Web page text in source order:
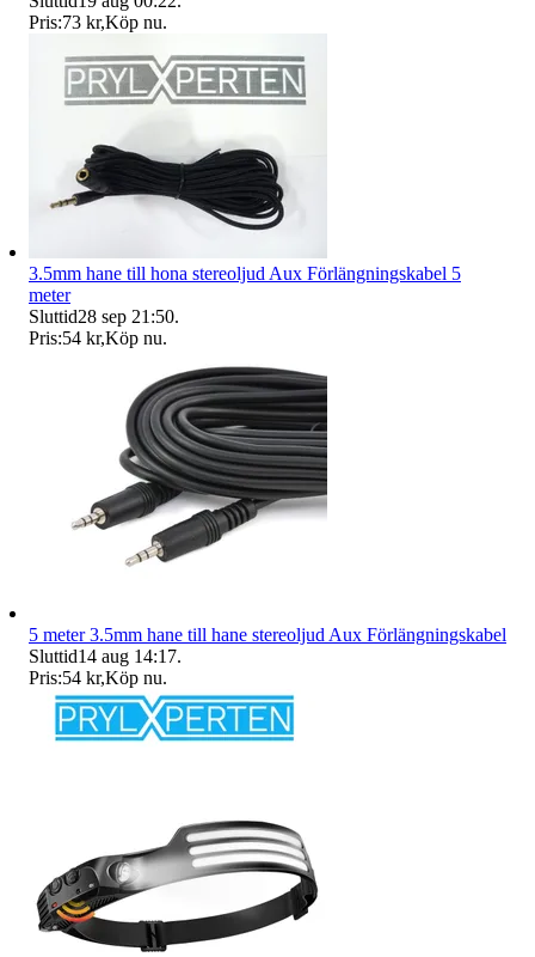
Pris:73 kr,Köp nu.
3.5mm hane till hona stereoljud Aux Förlängningskabel 5
meter
Sluttid28 sep 21:50.
Pris:54 kr,Köp nu.
5 meter 3.5mm hane till hane stereoljud Aux Förlängningskabel
Sluttid14 aug 14:17.
Pris:54 kr,Köp nu.